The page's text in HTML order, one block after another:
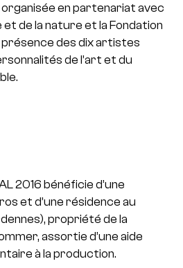
en partenariat avec
et de la nature et la Fondation
présence des dix artistes
de l’art et du
2016 bénéficie d’une
et d’une résidence au
propriété de la
assortie d’une aide
à la production.